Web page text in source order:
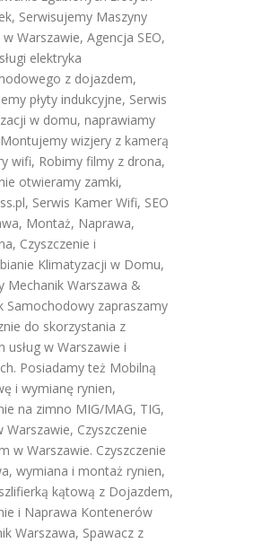
, Serwisujemy Maszyny
w Warszawie, Agencja SEO,
elektryka
z dojazdem,
płyty indukcyjne, Serwis
w domu, naprawiamy
Montujemy wizjery z kamerą
wifi, Robimy filmy z drona,
otwieramy zamki,
, Serwis Kamer Wifi, SEO
, Montaż, Naprawa,
Czyszczenie i
Klimatyzacji w Domu,
Mechanik Warszawa &
Samochodowy zapraszamy
do skorzystania z
usług w Warszawie i
Posiadamy też Mobilną
i wymianę rynien,
na zimno MIG/MAG, TIG,
Warszawie, Czyszczenie
w Warszawie. Czyszczenie
wymiana i montaż rynien,
kątową z Dojazdem,
i Naprawa Kontenerów
Warszawa, Spawacz z